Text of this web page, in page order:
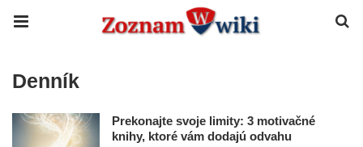
Denník
Prekonajte svoje limity: 3 motivačné
knihy, ktoré vám dodajú odvahu